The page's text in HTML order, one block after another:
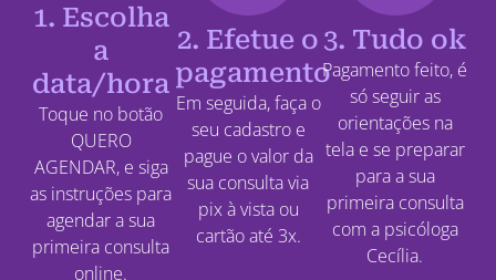
1. Escolha
a
data/hora
Toque no botão
QUERO
AGENDAR, e siga
as instruções para
agendar a sua
primeira consulta
online.
2. Efetue o
pagamento
Em seguida, faça o
seu cadastro e
pague o valor da
sua consulta via
pix à vista ou
cartão até 3x.
3. Tudo ok
Pagamento feito, é
só seguir as
orientações na
tela e se preparar
para a sua
primeira consulta
com a psicóloga
Cecília.